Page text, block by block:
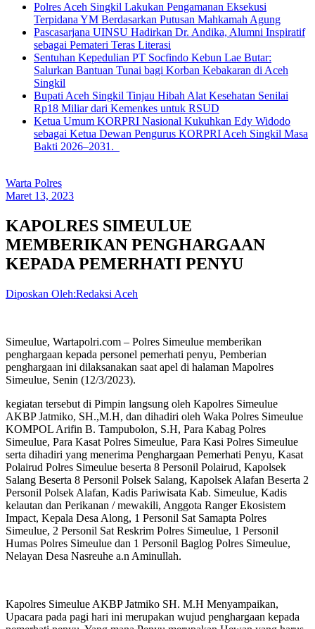
Polres Aceh Singkil Lakukan Pengamanan Eksekusi
Terpidana YM Berdasarkan Putusan Mahkamah Agung
Pascasarjana UINSU Hadirkan Dr. Andika, Alumni Inspiratif
sebagai Pemateri Teras Literasi
Sentuhan Kepedulian PT Socfindo Kebun Lae Butar:
Salurkan Bantuan Tunai bagi Korban Kebakaran di Aceh
Singkil
Bupati Aceh Singkil Tinjau Hibah Alat Kesehatan Senilai
Rp18 Miliar dari Kemenkes untuk RSUD
Ketua Umum KORPRI Nasional Kukuhkan Edy Widodo
sebagai Ketua Dewan Pengurus KORPRI Aceh Singkil Masa
Bakti 2026–2031.
Warta Polres
Maret 13, 2023
KAPOLRES SIMEULUE
MEMBERIKAN PENGHARGAAN
KEPADA PEMERHATI PENYU
Diposkan Oleh:Redaksi Aceh
Simeulue, Wartapolri.com – Polres Simeulue memberikan
penghargaan kepada personel pemerhati penyu, Pemberian
penghargaan ini dilaksanakan saat apel di halaman Mapolres
Simeulue, Senin (12/3/2023).
kegiatan tersebut di Pimpin langsung oleh Kapolres Simeulue
AKBP Jatmiko, SH.,M.H, dan dihadiri oleh Waka Polres Simeulue
KOMPOL Arifin B. Tampubolon, S.H, Para Kabag Polres
Simeulue, Para Kasat Polres Simeulue, Para Kasi Polres Simeulue
serta dihadiri yang menerima Penghargaan Pemerhati Penyu, Kasat
Polairud Polres Simeulue beserta 8 Personil Polairud, Kapolsek
Salang Beserta 8 Personil Polsek Salang, Kapolsek Alafan Beserta 2
Personil Polsek Alafan, Kadis Pariwisata Kab. Simeulue, Kadis
kelautan dan Perikanan / mewakili, Anggota Ranger Ekosistem
Impact, Kepala Desa Along, 1 Personil Sat Samapta Polres
Simeulue, 2 Personil Sat Reskrim Polres Simeulue, 1 Personil
Humas Polres Simeulue dan 1 Personil Baglog Polres Simeulue,
Nelayan Desa Nasreuhe a.n Aminullah.
Kapolres Simeulue AKBP Jatmiko SH. M.H Menyampaikan,
Upacara pada pagi hari ini merupakan wujud penghargaan kepada